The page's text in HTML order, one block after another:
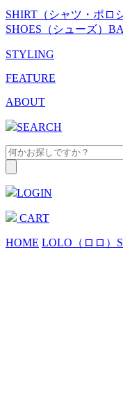
SHIRT（シャツ・ポロ
SHOES（シューズ）
STYLING
FEATURE
ABOUT
SEARCH
LOGIN
CART
HOME LOLO（ロロ）